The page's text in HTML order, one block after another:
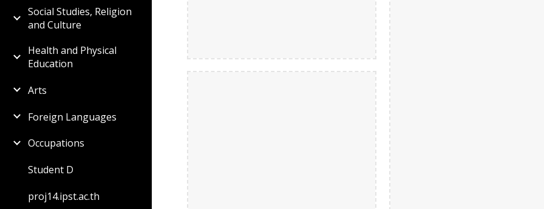
Social Studies, Religion
and Culture
Health and Physical
Education
Arts
Foreign Languages
Occupations
Student D
proj14.ipst.ac.th